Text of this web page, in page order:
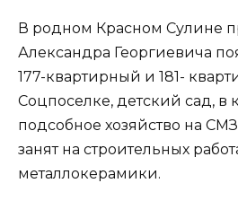
В родном Красном Сулине
Александра Георгиевича
177-квартирный и 181-
Соцпоселке, детский сад, в
подсобное хозяйство на
занят на строительных
металлокерамики.